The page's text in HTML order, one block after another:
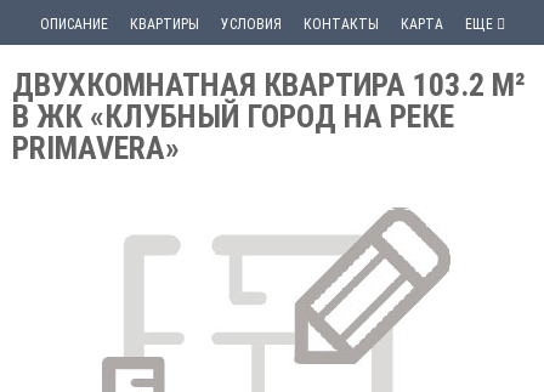
ОПИСАНИЕ КВАРТИРЫ УСЛОВИЯ КОНТАКТЫ КАРТА ЕЩЕ
ДВУХКОМНАТНАЯ КВАРТИРА 103.2 М²
В ЖК «КЛУБНЫЙ ГОРОД НА РЕКЕ
PRIMAVERA»